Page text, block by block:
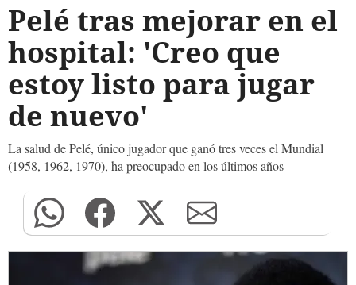
Pelé tras mejorar en el
hospital: 'Creo que
estoy listo para jugar
de nuevo'
La salud de Pelé, único jugador que ganó tres veces el Mundial
(1958, 1962, 1970), ha preocupado en los últimos años